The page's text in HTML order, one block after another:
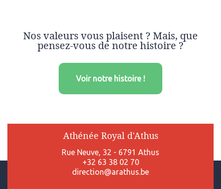
Nos valeurs vous plaisent ? Mais, que
pensez-vous de notre histoire ?
Voir notre histoire !
Athénée Royal d'Athus
Rue Neuve, 32 - 6791 Athus
+32 63 38 02 70
direction@arathus.be